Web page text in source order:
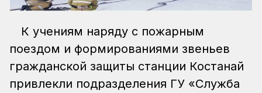
К учениям наряду с пожарным
поездом и формированиями звеньев
гражданской защиты станции Костанай
привлекли подразделения ГУ «Служба